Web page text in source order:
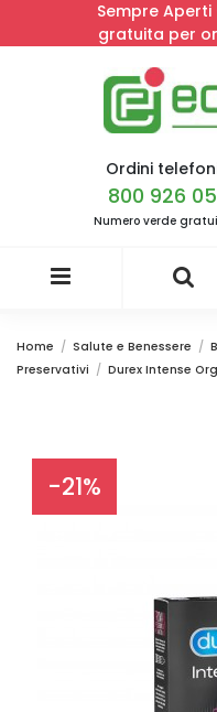
Sempre
gratuita per
Ordini
800 926
Numero verde
Home Salute e Benessere
Preservativi
Durex Intense
-21%